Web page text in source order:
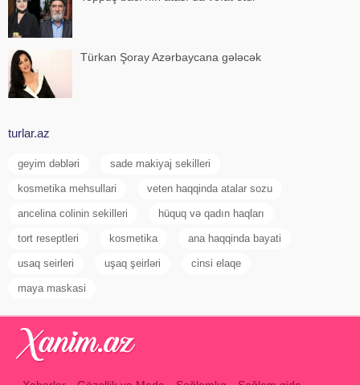
Türkan Şoray Azərbaycana gələcək
turlar.az
geyim dəbləri sade makiyaj sekilleri
kosmetika mehsullari veten haqqinda atalar sozu
ancelina colinin sekilleri hüquq və qadın haqları
tort reseptleri kosmetika ana haqqinda bayati
usaq seirleri uşaq şeirləri cinsi elaqe
maya maskasi